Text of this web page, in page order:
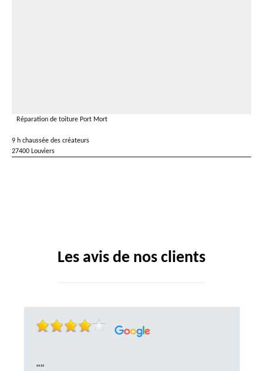
Réparation de toiture Port Mort
9 h chaussée des créateurs
27400 Louviers
Les avis de nos clients